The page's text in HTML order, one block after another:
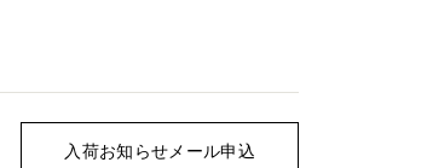
入荷お知らせメール申込